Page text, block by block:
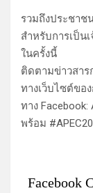
รวมถึงประชา
สำหรับการเป็น
ในครั้งนี้
ติดตามข่าวสาร
ทางเว็บไซต์ขอ
ทาง
พร้อม
Facebook